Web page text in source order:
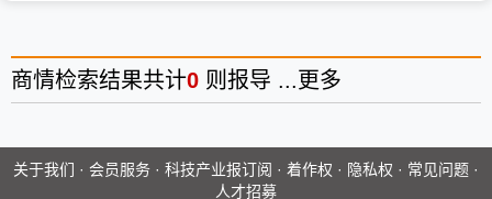
商情检索结果共计0 则报导 ... 更多
关于我们 · 会员服务 · 科技产业报订阅 · 着作权 · 隐私权 · 常见问题 ·
人才招募